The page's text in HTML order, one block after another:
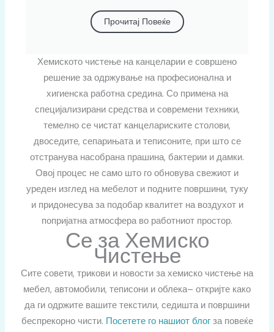
Прочитај Повеќе
Хемиското чистење на канцеларии е совршено
решение за одржување на професионална и
хигиенска работна средина. Со примена на
специјализирани средства и современи техники,
темелно се чистат канцелариските столови,
двоседите, сепарињата и теписоните, при што се
отстранува насобрана прашина, бактерии и дамки.
Овој процес не само што го обновува свежиот и
уреден изглед на мебелот и подните површини, туку
и придонесува за подобар квалитет на воздухот и
попријатна атмосфера во работниот простор.
Се за Хемиско
Чистење
Сите совети, трикови и новости за хемиско чистење на
мебел, автомобили, теписони и облека– откријте како
да ги одржите вашите текстили, седишта и површини
беспрекорно чисти. Посетете го нашиот блогза повеќе